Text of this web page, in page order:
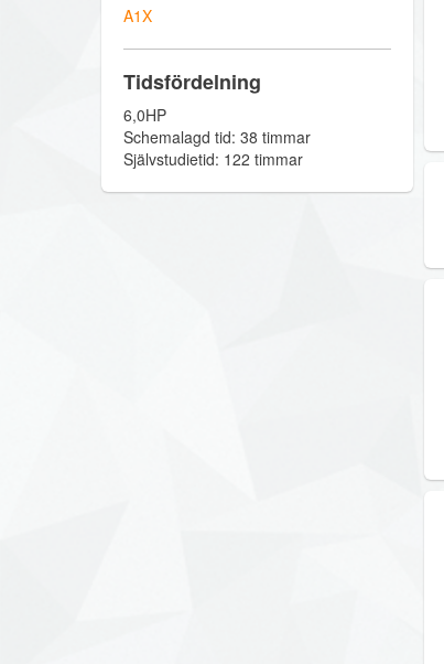
A1X
Tidsfördelning
6,0HP
Schemalagd tid: 38 timmar
Självstudietid: 122 timmar